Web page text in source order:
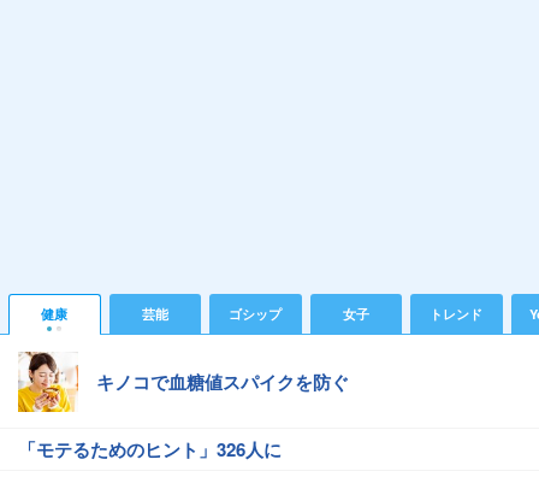
健康 芸能 ゴシップ 女子 トレンド
キノコで血糖値スパイクを防ぐ
「モテるためのヒント」326人に